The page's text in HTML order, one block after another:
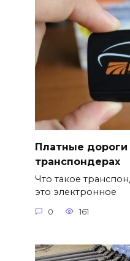
Платные дороги
транспондерах
Что такое
это электронное
0 161